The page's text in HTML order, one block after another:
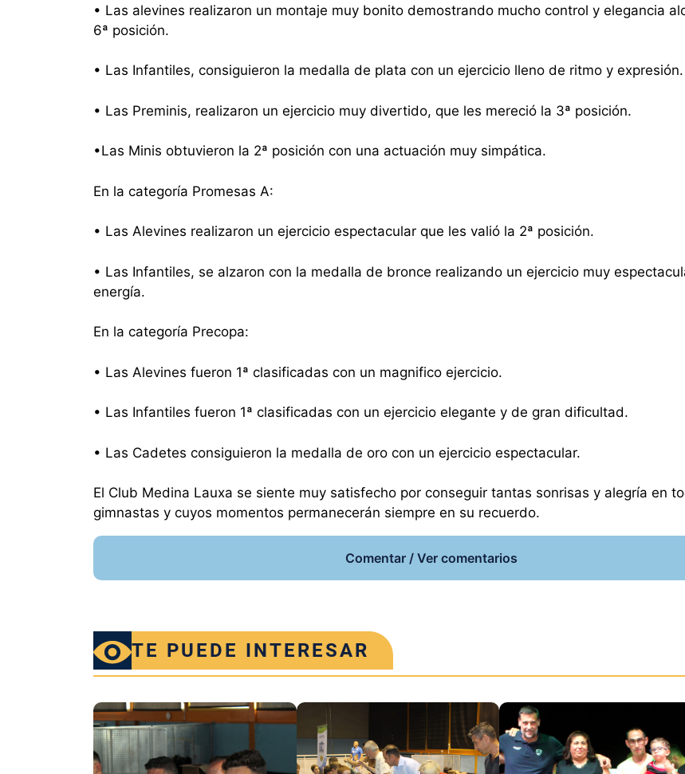
• Las alevines realizaron un montaje muy bonito demostrando mucho control y elegancia
6ª posición.
• Las Infantiles, consiguieron la medalla de plata con un ejercicio lleno de ritmo y expresión.
• Las Preminis, realizaron un ejercicio muy divertido, que les mereció la 3ª posición.
•Las Minis obtuvieron la 2ª posición con una actuación muy simpática.
En la categoría Promesas A:
• Las Alevines realizaron un ejercicio espectacular que les valió la 2ª posición.
• Las Infantiles, se alzaron con la medalla de bronce realizando un ejercicio muy
energía.
En la categoría Precopa:
• Las Alevines fueron 1ª clasificadas con un magnifico ejercicio.
• Las Infantiles fueron 1ª clasificadas con un ejercicio elegante y de gran dificultad.
• Las Cadetes consiguieron la medalla de oro con un ejercicio espectacular.
El Club Medina Lauxa se siente muy satisfecho por conseguir tantas sonrisas y alegría en
gimnastas y cuyos momentos permanecerán siempre en su recuerdo.
Comentar / Ver comentarios
TE PUEDE INTERESAR